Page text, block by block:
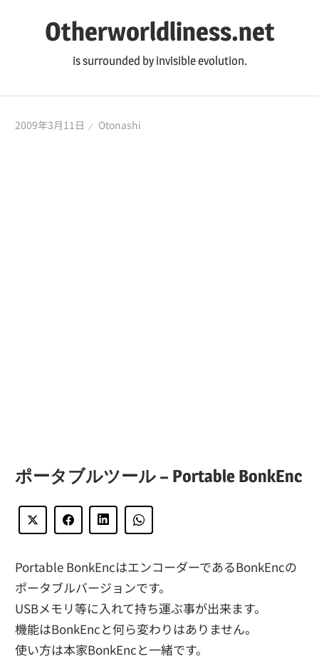
ツ
Otherworldliness.net
is surrounded by invisible evolution.
2009年3月11日 Otonashi
ポータブルツール – Portable BonkEnc
Portable BonkEncはエンコーダーであるBonkEncの
ポータブルバージョンです。
USBメモリ等に入れて持ち運ぶ事が出来ます。
機能はBonkEncと何ら変わりはありません。
使い方は本家BonkEncと一緒です。